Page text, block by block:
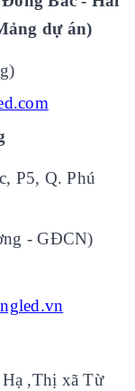
dự án)
P5, Q. Phú
- GĐCN)
,Thị xã Từ